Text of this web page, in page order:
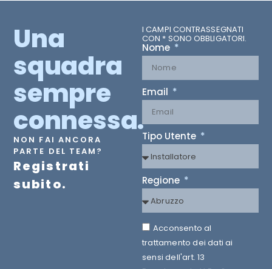
Una
squadra
sempre
connessa.
NON FAI ANCORA
PARTE DEL TEAM?
Registrati
subito.
I CAMPI CONTRASSEGNATI
CON * SONO OBBLIGATORI.
Nome
Email
Tipo Utente
Regione
Acconsento al
trattamento dei dati ai
sensi dell'art. 13